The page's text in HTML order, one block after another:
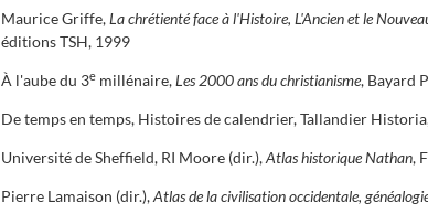
Maurice Griffe,La chrétienté face à l'Histoire, L'Ancien et le
éditions TSH, 1999
À l'aube du 3e millénaire,Les 2000 ans du christianisme, Bayard
De temps en temps, Histoires de calendrier, Tallandier
Université de Sheffield, RI Moore (dir.),Atlas historique Nathan,
Pierre Lamaison (dir.),Atlas de la civilisation occidentale,